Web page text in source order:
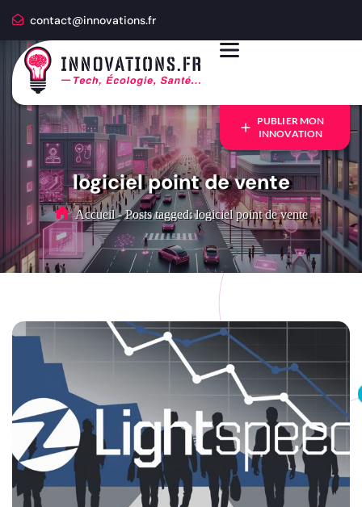
contact@innovations.fr
PUBLIER MON
INNOVATION
logiciel point de vente
Accueil - Posts tagged: logiciel point de vente